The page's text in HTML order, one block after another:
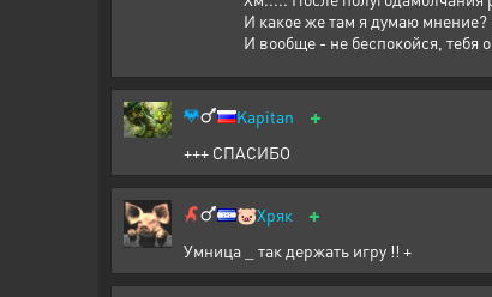
И какое же там я думаю мнение?
И вообще - не беспокойся, тебя
Kapitan +
+++ СПАСИБО
🐷Хряк +
Умница _ так держать игру !! +